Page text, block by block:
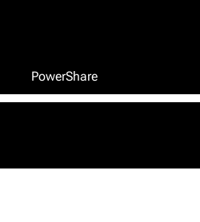
PowerShare